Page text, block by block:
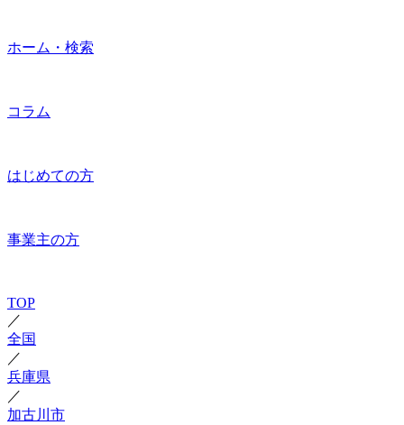
ホーム・検索
コラム
はじめての方
事業主の方
TOP
／
全国
／
兵庫県
／
加古川市